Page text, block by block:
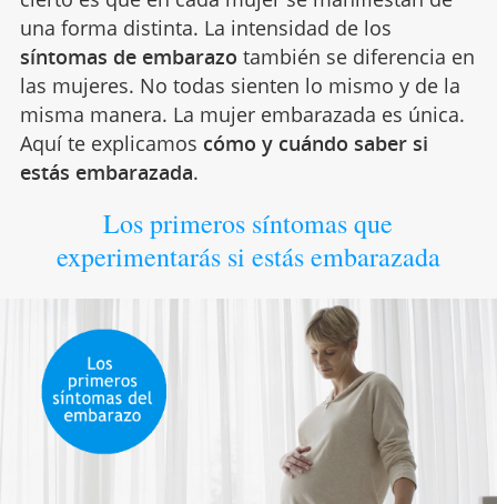
una forma distinta. La intensidad de los
síntomas de embarazo también se diferencia en
las mujeres. No todas sienten lo mismo y de la
misma manera. La mujer embarazada es única.
Aquí te explicamos cómo y cuándo saber si
estás embarazada.
Los primeros síntomas que
experimentarás si estás embarazada